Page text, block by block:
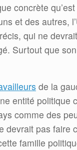
concrète
et des autres,
qui ne
Surtout que
de la
entité politique
comme des
devrait pas faire
famille